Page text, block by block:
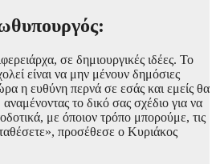
σε δημιουργικές ιδέες. Το
είναι να μην μένουν δημόσιες
η ευθύνη περνά σε εσάς και εμείς θα
το δικό σας σχέδιο για να
με όποιον τρόπο μπορούμε, τις
προσέθεσε ο Κυριάκος